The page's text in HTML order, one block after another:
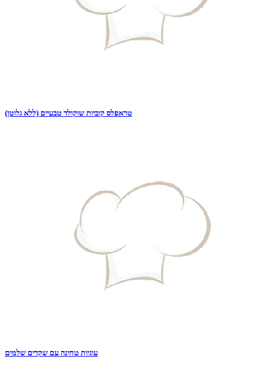
טראפלס קוביות שוקולד טבעיים (ללא גלוטן)
עוגיות טחינה עם שקדים שלמים